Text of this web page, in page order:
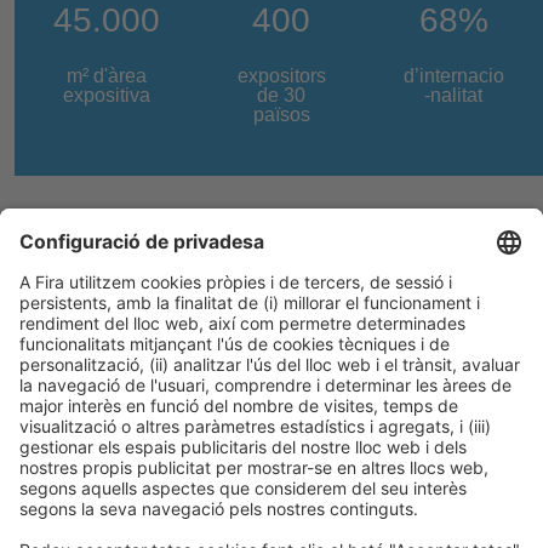
45.000
m² d'àrea
expositiva
400
expositors
de 30
països
68%
d’internacio
-nalitat
I si encara vols descobrir més...
a la Innovation Zone trobaràs
els productes més nous del
mercat
No t’oblidis de visitar-la!